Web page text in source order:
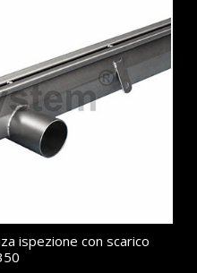
ispezione con scarico